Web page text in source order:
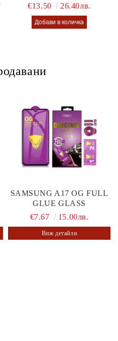
€13.50
26.40лв.
SAMSUNG A17 OG FULL
GLUE GLASS
€7.67
15.00лв.
Виж детайли